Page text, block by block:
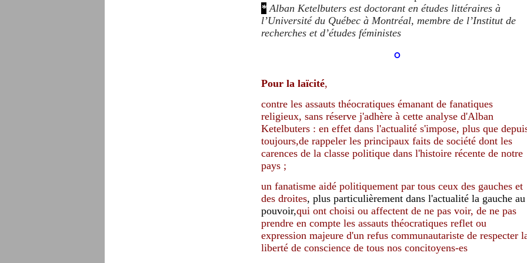
* Alban Ketelbuters est doctorant en études littéraires à
l’Université du Québec à Montréal, membre de l’Institut de
recherches et d’études féministes
°
Pour la laïcité,
contre les assauts théocratiques émanant de fanatiques
religieux, sans réserve j'adhère à cette analyse d'Alban
Ketelbuters : en effet dans l'actualité s'impose, plus que
toujours,de rappeler les principaux faits de société dont les
carences de la classe politique dans l'histoire récente de notre
pays ;
un fanatisme aidé politiquement par tous ceux des gauches et
des droites, plus particulièrement dans l'actualité la gauche au
pouvoir,qui ont choisi ou affectent de ne pas voir, de ne pas
prendre en compte les assauts théocratiques reflet ou
expression majeure d'un refus communautariste de respecter
liberté de conscience de tous nos concitoyens-es